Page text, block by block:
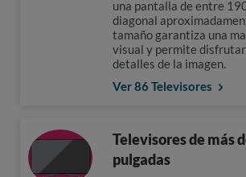
una pantalla de entre
diagonal
tamaño garantiza una
visual y permite
detalles de la imagen.
Ver 86 Televisores
Televisores de más
pulgadas